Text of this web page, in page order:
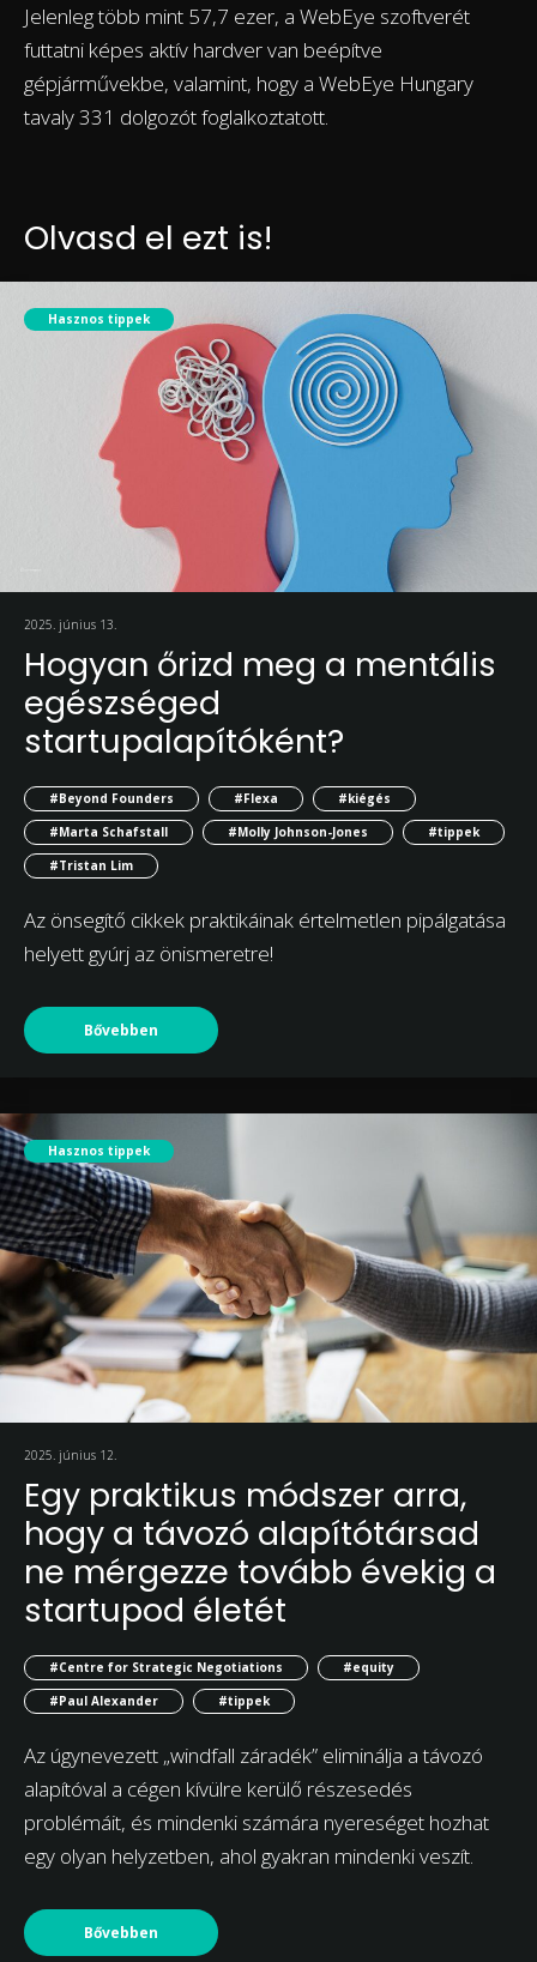
Jelenleg több mint 57,7 ezer, a WebEye szoftverét
futtatni képes aktív hardver van beépítve
gépjárművekbe, valamint, hogy a WebEye Hungary
tavaly 331 dolgozót foglalkoztatott.
Olvasd el ezt is!
Hasznos tippek
2025. június 13.
Hogyan őrizd meg a mentális
egészséged
startupalapítóként?
#Beyond Founders #Flexa
#kiégés
#Marta Schafstall
#Molly Johnson-Jones
#tippek
#Tristan Lim
Az önsegítő cikkek praktikáinak értelmetlen pipálgatása
helyett gyúrj az önismeretre!
Bővebben
Hasznos tippek
2025. június 12.
Egy praktikus módszer arra,
hogy a távozó alapítótársad
ne mérgezze tovább évekig a
startupod életét
#Centre for Strategic Negotiations
#equity
#Paul Alexander
#tippek
Az úgynevezett „windfall záradék” eliminálja a távozó
alapítóval a cégen kívülre kerülő részesedés
problémáit, és mindenki számára nyereséget hozhat
egy olyan helyzetben, ahol gyakran mindenki veszít.
Bővebben